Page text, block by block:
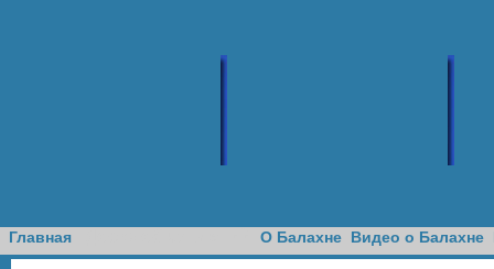
Главная О Балахне Видео о Балахне